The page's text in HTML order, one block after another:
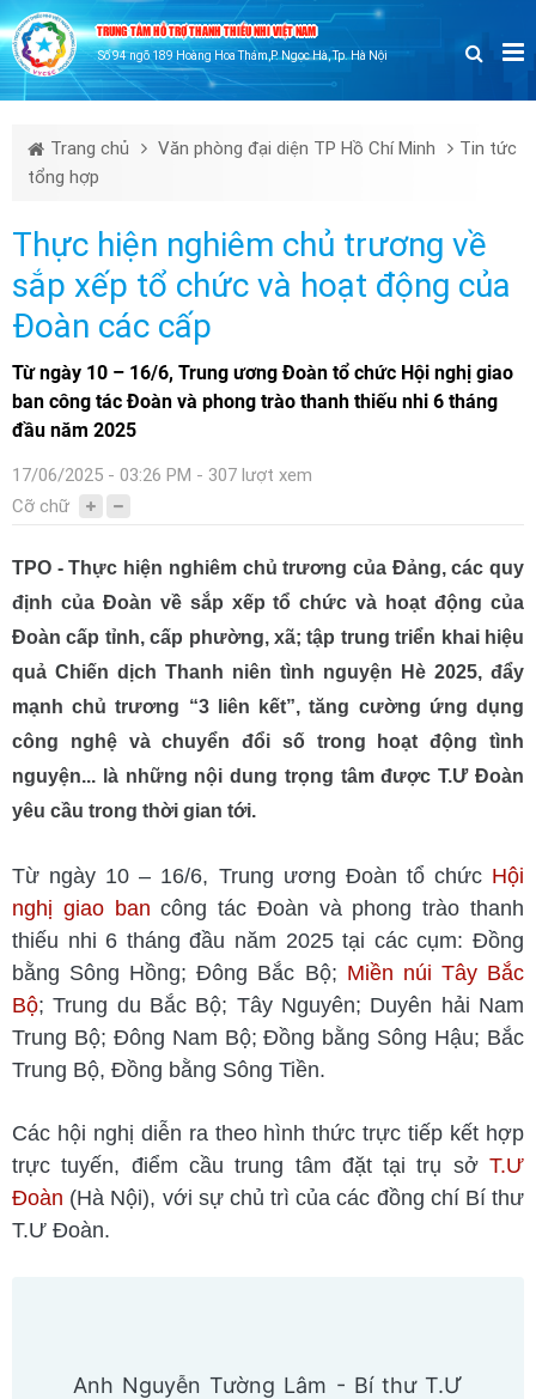
TRUNG TÂM HỖ TRỢ THANH THIẾU NHI VIỆT NAM
Số 94 ngõ 189 Hoàng Hoa Thám,P. Ngọc Hà, Tp. Hà Nội
Trang chủ Văn phòng đại diện TP Hồ Chí Minh
Tin tức
tổng hợp
Thực hiện nghiêm chủ trương về
sắp xếp tổ chức và hoạt động của
Đoàn các cấp
Từ ngày 10 – 16/6, Trung ương Đoàn tổ chức Hội nghị giao
ban công tác Đoàn và phong trào thanh thiếu nhi 6 tháng
đầu năm 2025
17/06/2025 - 03:26 PM - 307 lượt xem
Cỡ chữ
TPO - Thực hiện nghiêm chủ trương của Đảng, các quy
định của Đoàn về sắp xếp tổ chức và hoạt động của
Đoàn cấp tỉnh, cấp phường, xã; tập trung triển khai hiệu
quả Chiến dịch Thanh niên tình nguyện Hè 2025, đẩy
mạnh chủ trương “3 liên kết”, tăng cường ứng dụng
công nghệ và chuyển đổi số trong hoạt động tình
nguyện... là những nội dung trọng tâm được T.Ư Đoàn
yêu cầu trong thời gian tới.
Từ ngày 10 – 16/6, Trung ương Đoàn tổ chức Hội
nghị giao ban công tác Đoàn và phong trào thanh
thiếu nhi 6 tháng đầu năm 2025 tại các cụm: Đồng
bằng Sông Hồng; Đông Bắc Bộ; Miền núi Tây Bắc
Bộ; Trung du Bắc Bộ; Tây Nguyên; Duyên hải Nam
Trung Bộ; Đông Nam Bộ; Đồng bằng Sông Hậu; Bắc
Trung Bộ, Đồng bằng Sông Tiền.
Các hội nghị diễn ra theo hình thức trực tiếp kết hợp
trực tuyến, điểm cầu trung tâm đặt tại trụ sở T.Ư
Đoàn (Hà Nội), với sự chủ trì của các đồng chí Bí thư
T.Ư Đoàn.
Anh Nguyễn Tường Lâm - Bí thư T.Ư